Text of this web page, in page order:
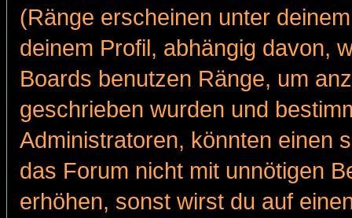
(Ränge erscheinen unter
deinem Profil, abhängig davon,
Boards benutzen Ränge, um
geschrieben wurden und
Administratoren, könnten einen
das Forum nicht mit unnötigen
erhöhen, sonst wirst du auf